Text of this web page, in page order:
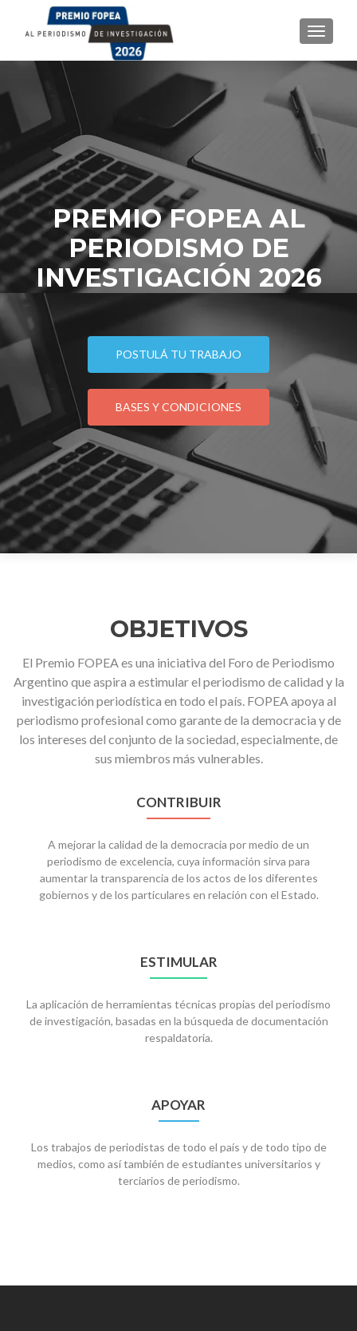
PREMIO FOPEA AL
PERIODISMO DE
INVESTIGACIÓN 2026
POSTULÁ TU TRABAJO
BASES Y CONDICIONES
OBJETIVOS
El Premio FOPEA es una iniciativa del Foro de Periodismo
Argentino que aspira a estimular el periodismo de calidad y la
investigación periodística en todo el país. FOPEA apoya al
periodismo profesional como garante de la democracia y de
los intereses del conjunto de la sociedad, especialmente, de
sus miembros más vulnerables.
CONTRIBUIR
A mejorar la calidad de la democracia por medio de un
periodismo de excelencia, cuya información sirva para
aumentar la transparencia de los actos de los diferentes
gobiernos y de los particulares en relación con el Estado.
ESTIMULAR
La aplicación de herramientas técnicas propias del periodismo
de investigación, basadas en la búsqueda de documentación
respaldatoria.
APOYAR
Los trabajos de periodistas de todo el país y de todo tipo de
medios, como así también de estudiantes universitarios y
terciarios de periodismo.